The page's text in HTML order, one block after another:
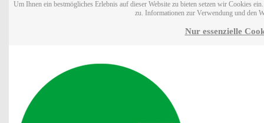
Um Ihnen ein bestmögliches Erlebnis auf dieser Website zu bieten setzen wir Cookies
zu. Informationen zur Verwendung und den
Nur essenzielle